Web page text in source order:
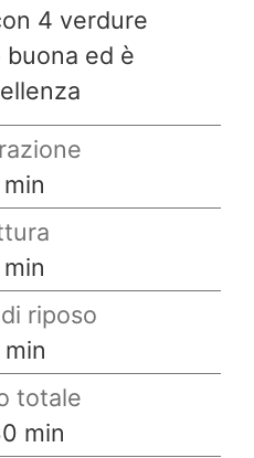
4 verdure
ed è
min
minuti
min
riposo
min
totale
minuti
min